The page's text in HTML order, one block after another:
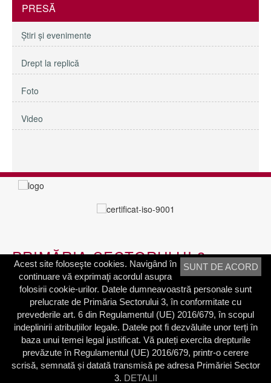
PRESĂ
Ştiri şi evenimente
Drept la replică
Foto
Video
PRIMĂRIA SECTORULUI 3
Adresa:Calea Dudeşti nr. 191
Bucureşti, Sector 3, România
Contactați-ne
Telefon: 021.318.03.23
Fax: 021.318.03.04
© 2003 - 2026 | Primăria Sectorului 3
SUNT DE ACORD
Acest site foloseşte cookies. Navigând în
continuare vă exprimaţi acordul asupra
folosirii cookie-urilor. Datele dumneavoastră personale sunt
prelucrate de Primăria Sectorului 3, în conformitate cu
prevederile art. 6 din Regulamentul (UE) 2016/679, în scopul
indeplinirii atribuțiilor legale. Datele pot fi dezvăluite unor terți în
baza unui temei legal justificat. Vă puteți exercita drepturile
prevăzute în Regulamentul (UE) 2016/679, printr-o cerere
scrisă, semnată și datată transmisă pe adresa Primăriei Sector
3. DETALII